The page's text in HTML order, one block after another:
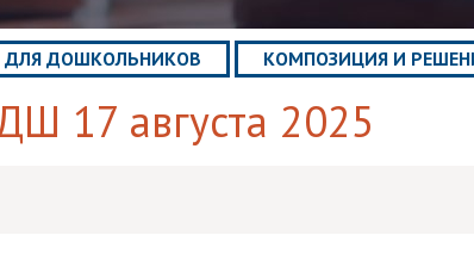
ДЛЯ ДОШКОЛЬНИКОВ КОМПОЗИЦИЯ И
17 августа 2025